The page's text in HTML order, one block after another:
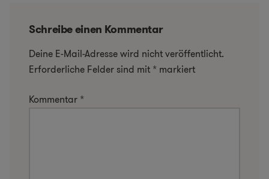
Schreibe einen Kommentar
Deine E-Mail-Adresse wird nicht veröffentlicht.
Erforderliche Felder sind mit * markiert
Kommentar *